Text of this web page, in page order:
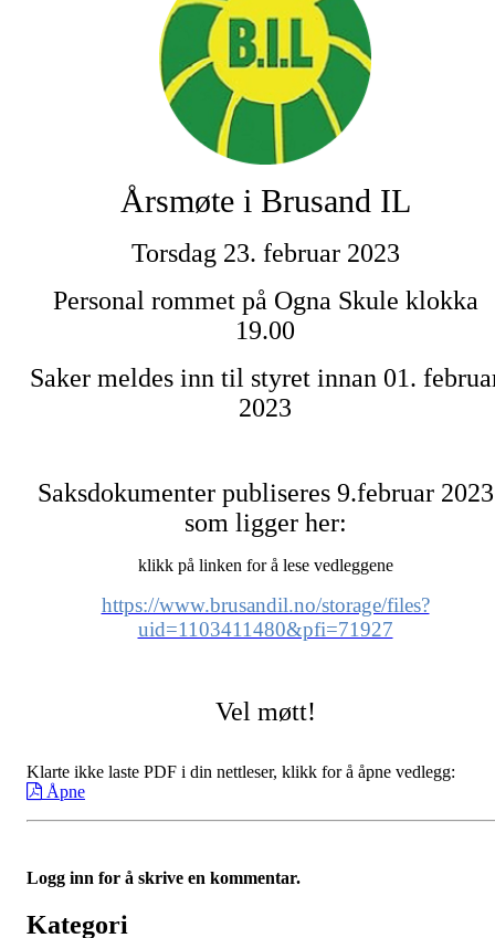
Årsmøte i Brusand IL
Torsdag 23. februar 2023
Personal rommet på Ogna Skule klokka
19.00
Saker meldes inn til styret innan 01.
2023
Saksdokumenter publiseres 9.februar 2023
som ligger her:
klikk på linken for å lese vedleggene
https://www.brusandil.no/storage/files?
uid=1103411480&pfi=71927
Vel møtt!
Klarte ikke laste PDF i din nettleser, klikk for å åpne vedlegg:
Åpne
Logg inn for å skrive en kommentar.
Kategori